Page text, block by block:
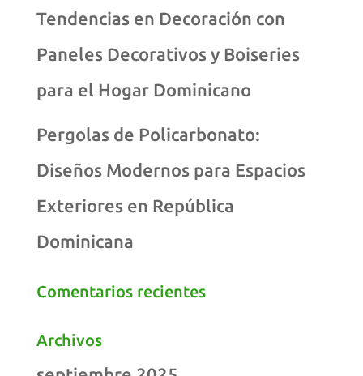
Tendencias en Decoración con
Paneles Decorativos y Boiseries
para el Hogar Dominicano
Pergolas de Policarbonato:
Diseños Modernos para Espacios
Exteriores en República
Dominicana
Comentarios recientes
Archivos